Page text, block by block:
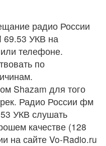
радио России
69.53 УКВ на
телефоне.
по
Shazam для того
Радио России фм
УКВ слушать
качестве (128
на сайте Vo-Radio.ru